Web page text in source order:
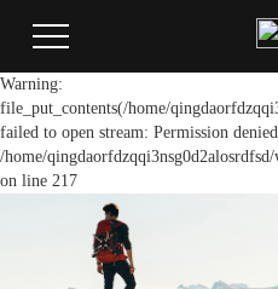
Warning:
file_put_contents(/home/
failed to open stream: Permission
/home/
on line 217